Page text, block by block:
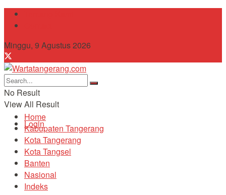
Minggu, 9 Agustus 2026
No Result
View All Result
Login
Home
Kabupaten Tangerang
Kota Tangerang
Kota Tangsel
Banten
Nasional
Indeks